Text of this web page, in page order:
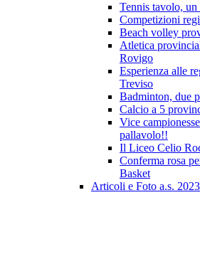
Tennis tavolo,
Competizioni
Beach volley
Atletica
Rovigo
Esperienza alle
Treviso
Badminton, due
Calcio a 5
Vice
pallavolo!!
Il Liceo Celio
Conferma rosa
Basket
Articoli e Foto a.s.